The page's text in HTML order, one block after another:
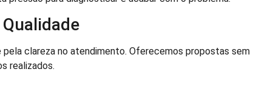
clareza no atendimento. Oferecemos propostas sem
realizados.